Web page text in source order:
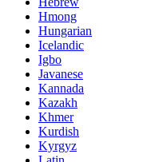
Hmong
Hungarian
Icelandic
Igbo
Javanese
Kannada
Kazakh
Khmer
Kurdish
Kyrgyz